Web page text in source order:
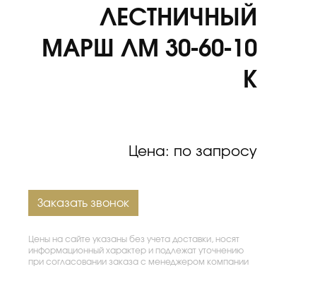
ЛЕСТНИЧНЫЙ
МАРШ ЛМ 30-60-10
К
Цена: по запросу
Заказать звонок
Цены на сайте указаны без учета доставки, носят
информационный характер и подлежат уточнению
при согласовании заказа с менеджером компании